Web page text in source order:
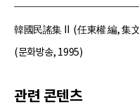
韓國民謠集Ⅱ (任東權 編, 集文
(문화방송, 1995)
관련 콘텐츠